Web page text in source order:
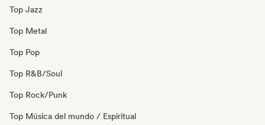
Top Jazz
Top Metal
Top Pop
Top R&B/Soul
Top Rock/Punk
Top Música del mundo / Espiritual